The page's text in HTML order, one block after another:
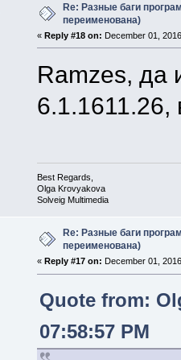
Re: Разные баги
переименована)
« Reply #18 on: December 01,
Ramzes, да
6.1.1611.26,
Best Regards,
Olga Krovyakova
Solveig Multimedia
Re: Разные баги
переименована)
« Reply #17 on: December 01,
Quote from:
07:58:57 PM